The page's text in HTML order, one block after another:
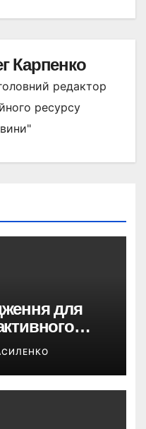
Карпенко
редактор
ресурсу
для